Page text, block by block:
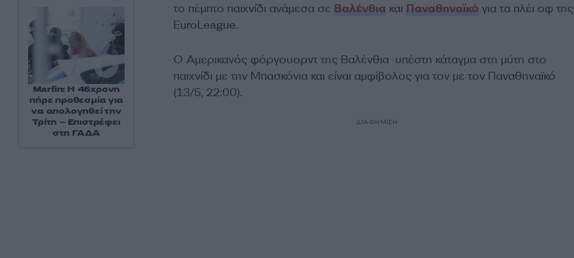
το πέμπτο παιχνίδι ανάμεσα σε Βαλένθιακαι Παναθηναϊκό για τα πλέι οφ της
EuroLeague.
Ο Αμερικανός φόργουορντ της Βαλένθια υπέστη κάταγμα στη μύτη στο
παιχνίδι με την Μπασκόνια και είναι αμφίβολος για τον με τον Παναθηναϊκό
(13/5, 22:00).
ΔΙΑΦΗΜΙΣΗ
Marfin: Η 46χρονη
πήρε προθεσμία για
να απολογηθεί την
Τρίτη – Επιστρέφει
στη ΓΑΔΑ